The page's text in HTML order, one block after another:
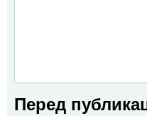
Перед